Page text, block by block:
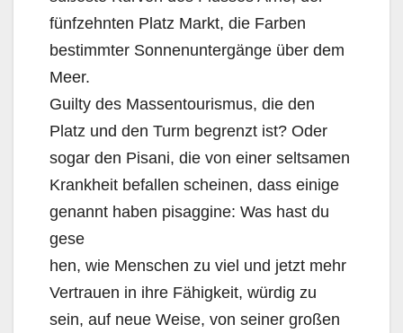
fünfzehnten Platz Markt, die Farben
bestimmter Sonnenuntergänge über dem
Meer.
Guilty des Massentourismus, die den
Platz und den Turm begrenzt ist? Oder
sogar den Pisani, die von einer seltsamen
Krankheit befallen scheinen, dass einige
genannt haben pisaggine: Was hast du
gese
hen, wie Menschen zu viel und jetzt mehr
Vertrauen in ihre Fähigkeit, würdig zu
sein, auf neue Weise, von seiner großen